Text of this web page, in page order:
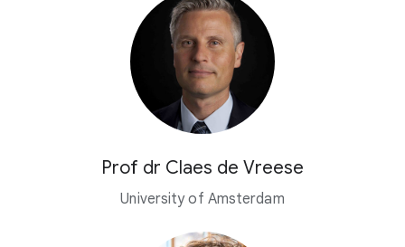
Prof dr Claes de Vreese
University of Amsterdam